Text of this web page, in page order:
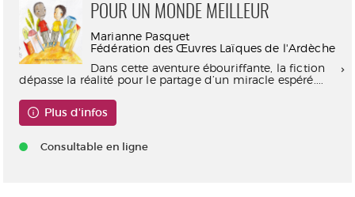
POUR UN MONDE MEILLEUR
Marianne Pasquet
Fédération des Œuvres Laïques de l'Ardèche
Dans cette aventure ébouriffante, la fiction
dépasse la réalité pour le partage d’un miracle espéré....
Plus d'infos
Consultable en ligne